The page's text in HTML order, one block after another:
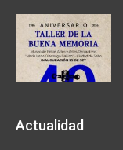
Actualidad